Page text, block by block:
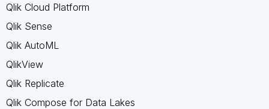
Qlik Cloud Platform
Qlik Sense
Qlik AutoML
QlikView
Qlik Replicate
Qlik Compose for Data Lakes